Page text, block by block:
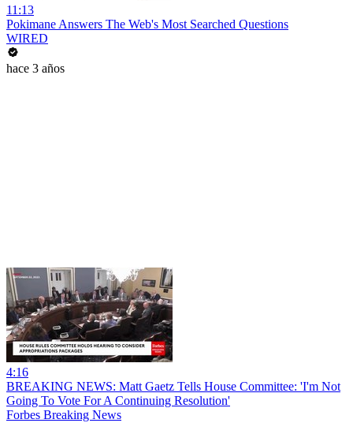
11:13
Pokimane Answers The Web's Most Searched Questions
WIRED
hace 3 años
4:16
BREAKING NEWS: Matt Gaetz Tells House Committee: 'I'm Not
Going To Vote For A Continuing Resolution'
Forbes Breaking News